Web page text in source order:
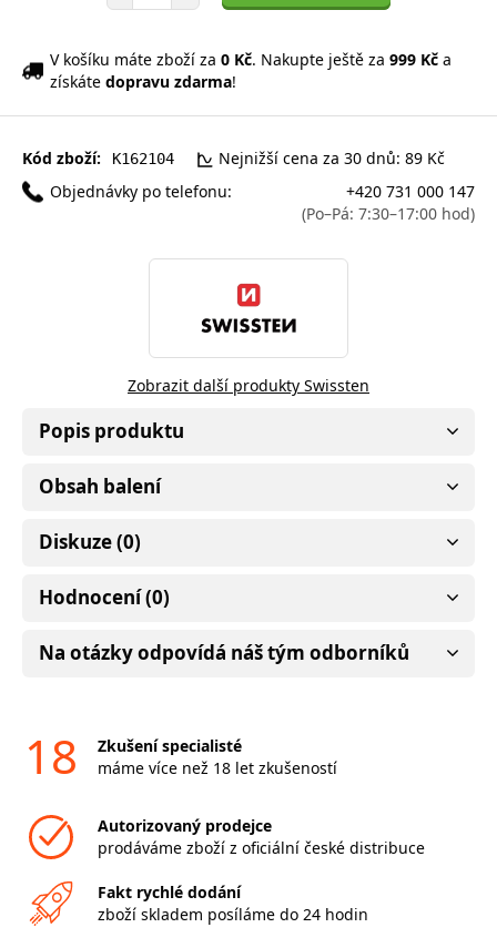
V košíku máte zboží za 0 Kč. Nakupte ještě za 999 Kč a
získáte dopravu zdarma!
Kód zboží: K162104
Nejnižší cena za 30 dnů: 89 Kč
Objednávky po telefonu:
+420 731 000 147
(Po–Pá: 7:30–17:00 hod)
Zobrazit další produkty Swissten
Popis produktu
Obsah balení
Diskuze (0)
Hodnocení (0)
Na otázky odpovídá náš tým odborníků
18
Zkušení specialisté
máme více než 18 let zkušeností
Autorizovaný prodejce
prodáváme zboží z oficiální české distribuce
Fakt rychlé dodání
zboží skladem posíláme do 24 hodin